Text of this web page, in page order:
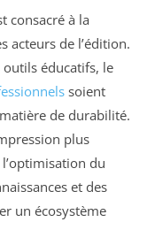
consacré à la
acteurs de l’édition.
outils éducatifs, le
soient
de durabilité.
plus
du
et des
un écosystème